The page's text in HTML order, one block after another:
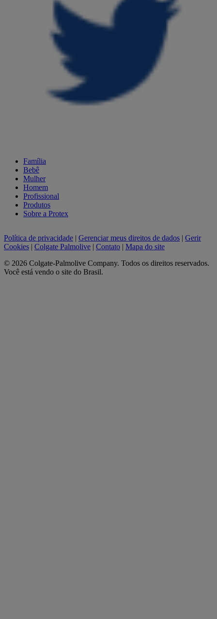
Família
Bebê
Mulher
Homem
Profissional
Produtos
Sobre a Protex
Política de privacidade | Gerenciar meus direitos de dados | Gerir
Cookies | Colgate Palmolive | Contato | Mapa do site
© 2026 Colgate-Palmolive Company. Todos os direitos reservados.
Você está vendo o site do Brasil.